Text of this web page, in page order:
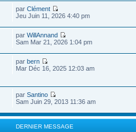
parClément
Jeu Juin 11, 2026 4:40 pm
parWillAnnand
Sam Mar 21, 2026 1:04 pm
parbern
Mar Déc 16, 2025 12:03 am
parSantino
Sam Juin 29, 2013 11:36 am
DERNIER MESSAGE